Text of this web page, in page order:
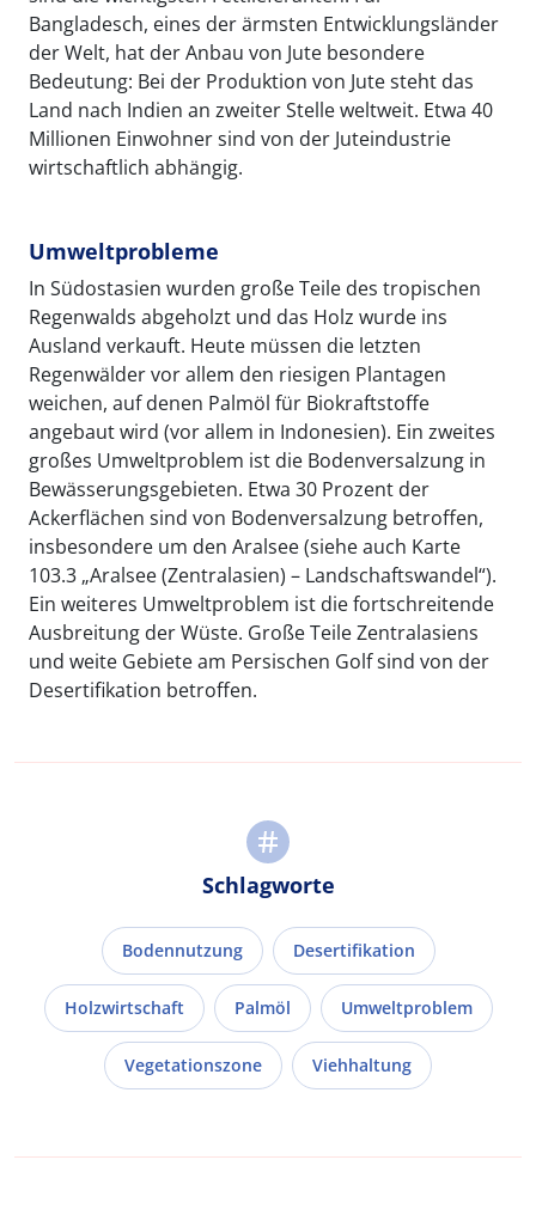
Bangladesch, eines der ärmsten Entwicklungsländer
der Welt, hat der Anbau von Jute besondere
Bedeutung: Bei der Produktion von Jute steht das
Land nach Indien an zweiter Stelle weltweit. Etwa 40
Millionen Einwohner sind von der Juteindustrie
wirtschaftlich abhängig.
Umweltprobleme
In Südostasien wurden große Teile des tropischen
Regenwalds abgeholzt und das Holz wurde ins
Ausland verkauft. Heute müssen die letzten
Regenwälder vor allem den riesigen Plantagen
weichen, auf denen Palmöl für Biokraftstoffe
angebaut wird (vor allem in Indonesien). Ein zweites
großes Umweltproblem ist die Bodenversalzung in
Bewässerungsgebieten. Etwa 30 Prozent der
Ackerflächen sind von Bodenversalzung betroffen,
insbesondere um den Aralsee (siehe auch Karte
103.3 „Aralsee (Zentralasien) – Landschaftswandel“).
Ein weiteres Umweltproblem ist die fortschreitende
Ausbreitung der Wüste. Große Teile Zentralasiens
und weite Gebiete am Persischen Golf sind von der
Desertifikation betroffen.
Schlagworte
Bodennutzung Desertifikation
Holzwirtschaft Palmöl Umweltproblem
Vegetationszone Viehhaltung